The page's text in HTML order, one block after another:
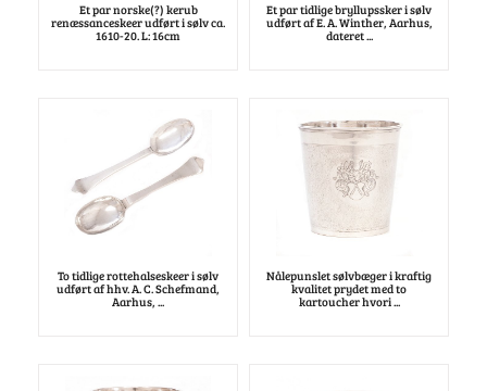
Et par norske(?) kerub
renæssanceskeer udført i sølv ca.
1610-20. L: 16cm
Et par tidlige bryllupssker i sølv
udført af E. A. Winther, Aarhus,
dateret ...
To tidlige rottehalseskeer i sølv
udført af hhv. A. C. Schefmand,
Aarhus, ...
Nålepunslet sølvbæger i kraftig
kvalitet prydet med to
kartoucher hvori ...